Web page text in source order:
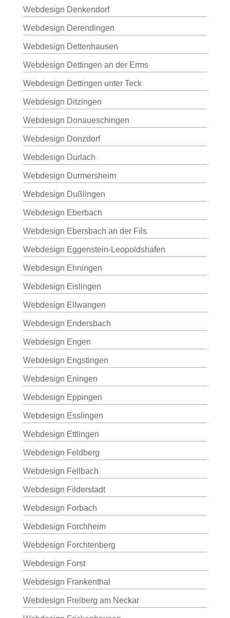
Webdesign Denkendorf
Webdesign Derendingen
Webdesign Dettenhausen
Webdesign Dettingen an der Erms
Webdesign Dettingen unter Teck
Webdesign Ditzingen
Webdesign Donaueschingen
Webdesign Donzdorf
Webdesign Durlach
Webdesign Durmersheim
Webdesign Dußlingen
Webdesign Eberbach
Webdesign Ebersbach an der Fils
Webdesign Eggenstein-Leopoldshafen
Webdesign Ehningen
Webdesign Eislingen
Webdesign Ellwangen
Webdesign Endersbach
Webdesign Engen
Webdesign Engstingen
Webdesign Eningen
Webdesign Eppingen
Webdesign Esslingen
Webdesign Ettlingen
Webdesign Feldberg
Webdesign Fellbach
Webdesign Filderstadt
Webdesign Forbach
Webdesign Forchheim
Webdesign Forchtenberg
Webdesign Forst
Webdesign Frankenthal
Webdesign Freiberg am Neckar